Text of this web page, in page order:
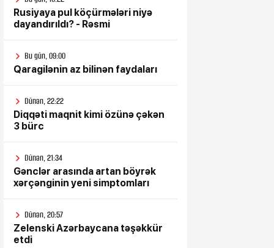
Rusiyaya pul köçürmələri niyə
dayandırıldı? - Rəsmi
Bu gün, 09:00
Qaragilənin az bilinən faydaları
Dünən, 22:22
Diqqəti maqnit kimi özünə çəkən
3 bürc
Dünən, 21:34
Gənclər arasında artan böyrək
xərçənginin yeni simptomları
Dünən, 20:57
Zelenski Azərbaycana təşəkkür
etdi